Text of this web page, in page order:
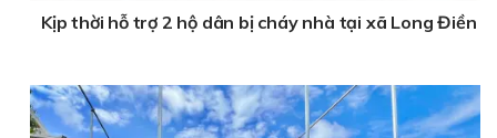
Kịp thời hỗ trợ 2 hộ dân bị cháy nhà tại xã Long Điền